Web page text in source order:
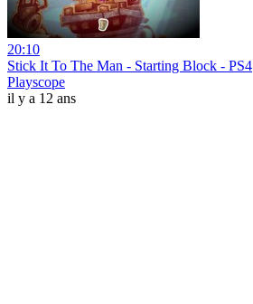
20:10
Stick It To The Man - Starting Block - PS4
Playscope
il y a 12 ans